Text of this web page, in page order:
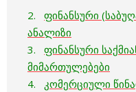
2. ფინანსური
ანალიზი
3. ფინანსური
მიმართულებები
4. კომერციული